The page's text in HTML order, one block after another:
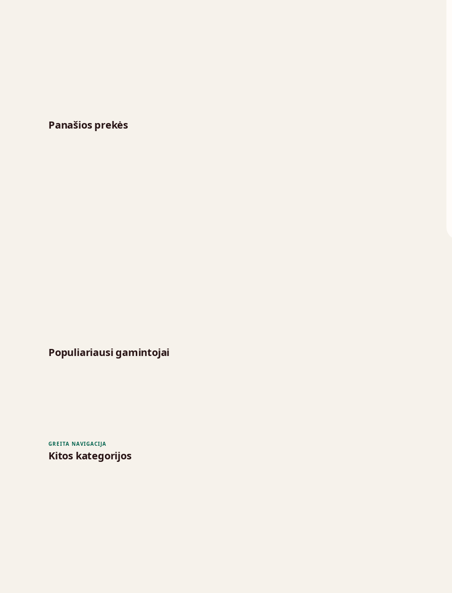
Panašios prekės
Populiariausi gamintojai
GREITA NAVIGACIJA
Kitos kategorijos